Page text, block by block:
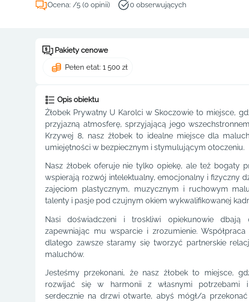
Ocena: /5 (0 opinii)
0 obserwujących
Pakiety cenowe
Pełen etat: 1 500 zł
Opis obiektu
Żłobek Prywatny U Karolci w Skoczowie to miejsce,
przyjazną atmosferę, sprzyjającą jego
Krzywej 8, nasz żłobek to idealne miejsce dla
umiejętności w bezpiecznym i stymulującym otoczeniu.
Nasz żłobek oferuje nie tylko opiekę, ale też bogaty
wspierają rozwój intelektualny, emocjonalny i fizyczny
zajęciom plastycznym, muzycznym i ruchowym
talenty i pasje pod czujnym okiem wykwalifikowanej
Nasi doświadczeni i troskliwi opiekunowie dbają
zapewniając mu wsparcie i zrozumienie.
dlatego zawsze staramy się tworzyć partnerskie
maluchów.
Jesteśmy przekonani, że nasz żłobek to miejsce,
rozwijać się w harmonii z własnymi potrzebami i
serdecznie na drzwi otwarte, abyś mógł/a